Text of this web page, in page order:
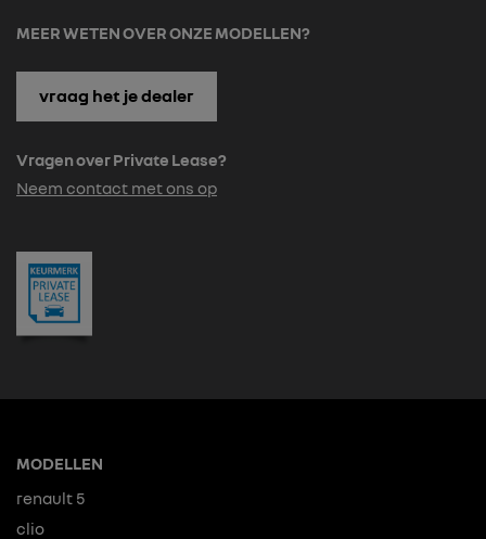
MEER WETEN OVER ONZE MODELLEN?
vraag het je dealer
Vragen over Private Lease?
Neem contact met ons op
MODELLEN
renault 5
clio